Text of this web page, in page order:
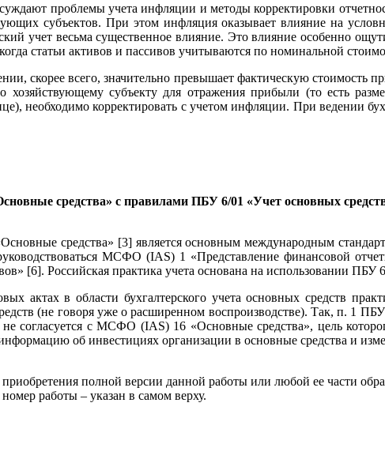
проблемы учета инфляции и методы корректировки
субъектов. При этом инфляция оказывает влияние на
учет весьма существенное влияние. Это влияние особенно
статьи активов и пассивов учитываются по номинальной
скорее всего, значительно превышает фактическую стоимость
хозяйствующему субъекту для отражения прибыли (то есть
необходимо корректировать с учетом инфляции. При ведении
средства» с правилами ПБУ 6/01 «Учет основных
средства» [3] является основным международным
руководствоваться МСФО (IAS) 1 «Представление
[6]. Российская практика учета основана на использовании ПБУ
актах в области бухгалтерского учета основных средств
(не говоря уже о расширенном воспроизводстве). Так, п. 1
согласуется с МСФО (IAS) 16 «Основные средства», цель
об инвестициях организации в основные средства и
полной версии данной работы или любой ее части
работы – указан в самом верху.